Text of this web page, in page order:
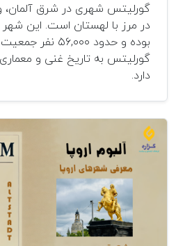
گورلیتس شهری در شرق آلمان،
در مرز با لهستان است. این
گورلیتس به تاریخ غنی و
دارد.